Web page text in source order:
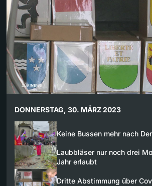
DONNERSTAG, 30. MÄRZ 2023
Keine Bussen mehr nach
Laubbläser nur noch drei
Jahr erlaubt
Dritte Abstimmung über